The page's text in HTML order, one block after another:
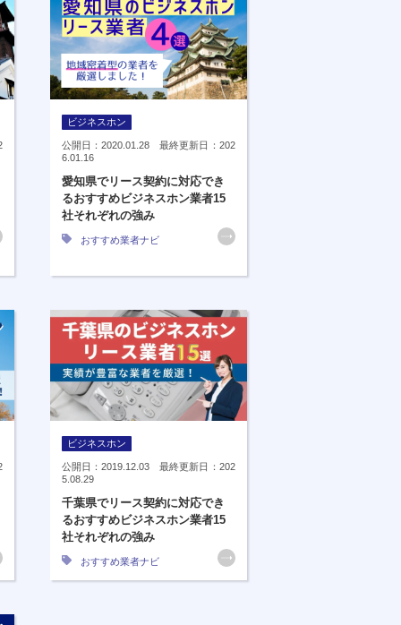
ビジネスホン
公開日：2020.01.28 最終更新日：202
6.01.16
愛知県でリース契約に対応でき
るおすすめビジネスホン業者15
社それぞれの強み
おすすめ業者ナビ
ビジネスホン
公開日：2019.12.03 最終更新日：202
5.08.29
千葉県でリース契約に対応でき
るおすすめビジネスホン業者15
社それぞれの強み
おすすめ業者ナビ